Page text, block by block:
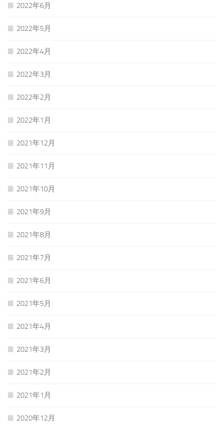
2022年6月
2022年5月
2022年4月
2022年3月
2022年2月
2022年1月
2021年12月
2021年11月
2021年10月
2021年9月
2021年8月
2021年7月
2021年6月
2021年5月
2021年4月
2021年3月
2021年2月
2021年1月
2020年12月